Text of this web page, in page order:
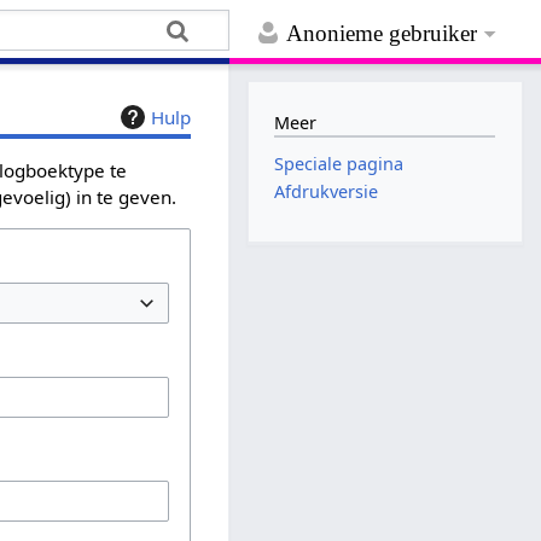
Anonieme gebruiker
Hulp
te
in te geven.
Meer
Speciale pagina
Afdrukversie